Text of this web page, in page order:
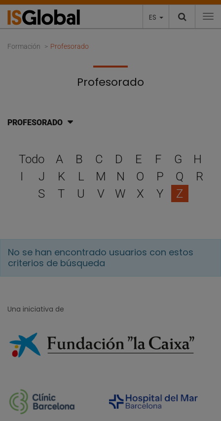
ES
Formación Profesorado
Profesorado
PROFESORADO
Selecciona una letra
Todo A B C D E F G
H
I
J K L M N O P Q
R
S
T U V W X Y Z
No se han encontrado usuarios con estos
criterios de búsqueda
Una iniciativa de